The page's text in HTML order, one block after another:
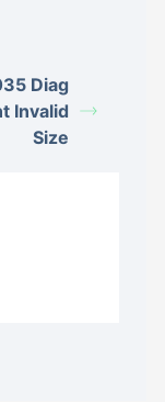
Diag
Invalid
Size